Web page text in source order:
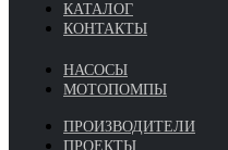
КАТАЛОГ
КОНТАКТЫ
НАСОСЫ
МОТОПОМПЫ
ПРОИЗВОДИТЕЛИ
ПРОЕКТЫ